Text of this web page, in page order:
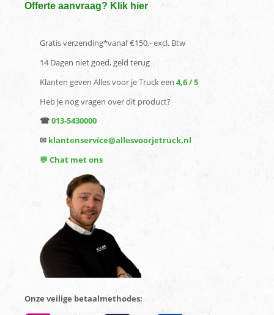
Offerte aanvraag? Klik hier
Gratis verzending*vanaf €150,- excl. Btw
14 Dagen niet goed, geld terug
Klanten geven Alles voor je Truck een 4,6 / 5
Heb je nog vragen over dit product?
☎013-5430000
✉ klantenservice@allesvoorjetruck.nl
💬 Chat met ons
Onze veilige betaalmethodes: